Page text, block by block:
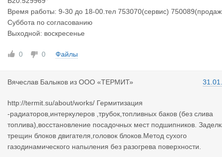
Время работы: 9-30 до 18-00.тел 753070(сервис)
Суббота по согласованию
Выходной: воскресенье
0 0 Файлы
Вячеслав Балыков из ООО «ТЕРМИТ»
http://termit.su/about/works/ Гермитизация
-радиаторов,интеркулеров ,трубок,топливных баков (без слива
топлива),восстановление посадочных мест подшипников.
трещин блоков двигателя,головок блоков.Метод сухого
газодинамического напыления без разогрева поверхности.